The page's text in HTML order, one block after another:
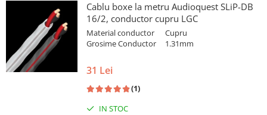
Cablu boxe la metru Audioquest SLiP-DB
16/2, conductor cupru LGC
Material conductor
Cupru
Grosime Conductor 1.31mm
31 Lei
(1)
IN STOC